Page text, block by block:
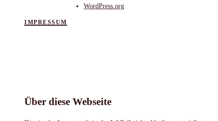
WordPress.org
IMPRESSUM
Über diese Webseite